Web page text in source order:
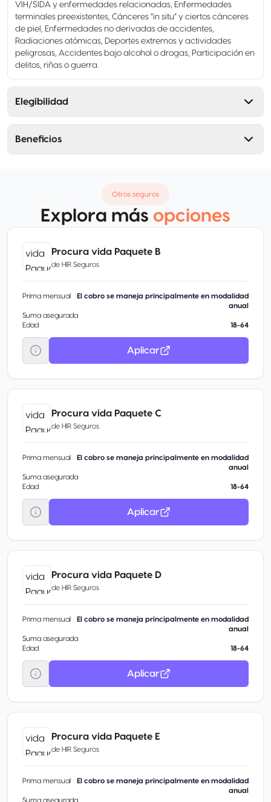
VIH/SIDA y enfermedades relacionadas, Enfermedades
terminales preexistentes, Cánceres “in situ” y ciertos cánceres
de piel, Enfermedades no derivadas de accidentes,
Radiaciones atómicas, Deportes extremos y actividades
peligrosas, Accidentes bajo alcohol o drogas, Participación en
delitos, riñas o guerra.
Elegibilidad
Beneficios
Otros seguros
Explora más opciones
Procura vida Paquete B
de HIR Seguros
Prima mensual
El cobro se maneja principalmente en modalidad
anual
Suma asegurada
Edad
18-64
Aplicar
Procura vida Paquete C
de HIR Seguros
Prima mensual
El cobro se maneja principalmente en modalidad
anual
Suma asegurada
Edad
18-64
Aplicar
Procura vida Paquete D
de HIR Seguros
Prima mensual
El cobro se maneja principalmente en modalidad
anual
Suma asegurada
Edad
18-64
Aplicar
Procura vida Paquete E
de HIR Seguros
Prima mensual
El cobro se maneja principalmente en modalidad
anual
Suma asegurada